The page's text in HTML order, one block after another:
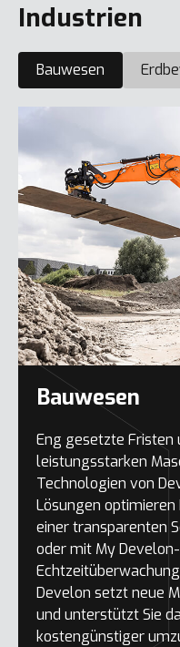
Industrien
Bauwesen
Bauwesen
Eng gesetzte Fristen
leistungsstarken
Technologien von
Lösungen
einer transparenten
oder mit My
Develon setzt neue
und unterstützt Sie
kostengünstiger